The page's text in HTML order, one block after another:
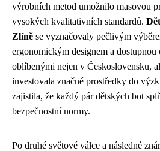
výrobních metod umožnilo masovou
vysokých kvalitativních standardů.
Zlíně se vyznačovaly pečlivým
ergonomickým designem a
oblíbenými nejen v Československu,
investovala značné prostředky do
zajistila, že každý pár dětských bot
bezpečnostní normy.
Po druhé světové válce a následné